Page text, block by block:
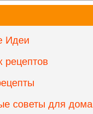
Идеи
рецептов
советы для дома